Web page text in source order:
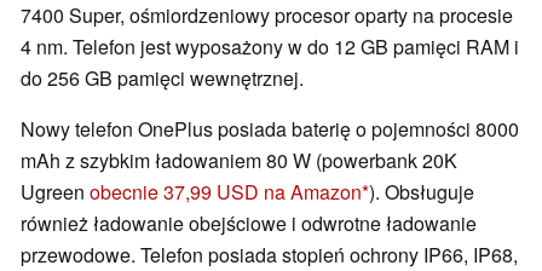
7400 Super, ośmiordzeniowy procesor oparty na procesie
4 nm. Telefon jest wyposażony w do 12 GB pamięci RAM i
do 256 GB pamięci wewnętrznej.
Nowy telefon OnePlus posiada baterię o pojemności 8000
mAh z szybkim ładowaniem 80 W (powerbank 20K
Ugreen obecnie 37,99 USD na Amazon ). Obsługuje
również ładowanie obejściowe i odwrotne ładowanie
przewodowe. Telefon posiada stopień ochrony IP66, IP68,